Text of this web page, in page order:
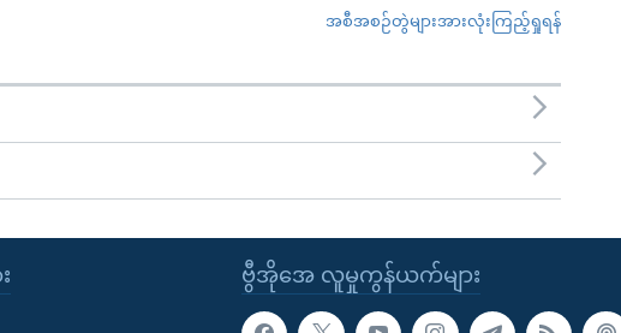
အစီအစဉ်တွဲများအားလုံးကြည့်ရှုရန်
ဗွီအိုအေ လူမှုကွန်ယက်များ